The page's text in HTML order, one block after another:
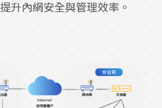
升內網安全與管理效率。